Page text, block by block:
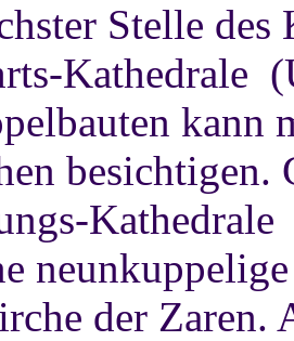
Stelle
Kathedrale
kann
besichtigen.
der Zaren.